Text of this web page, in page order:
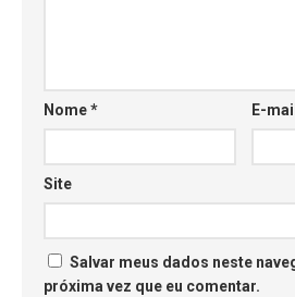
Nome* E-
Site
Salvar meus dados neste
próxima vez que eu comentar.